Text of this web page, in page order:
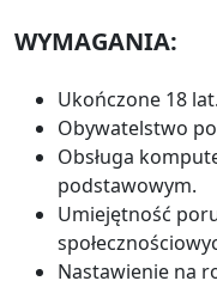
WYMAGANIA:
Ukończone 18 lat.
Obywatelstwo
Obsługa
podstawowym.
Umiejętność
Nastawienie na